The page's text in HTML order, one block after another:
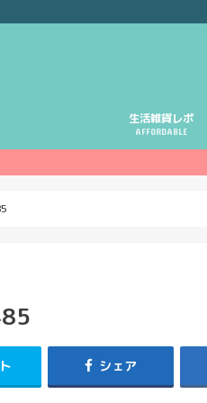
生活雑貨レポ
AFFORDABLE
シェア